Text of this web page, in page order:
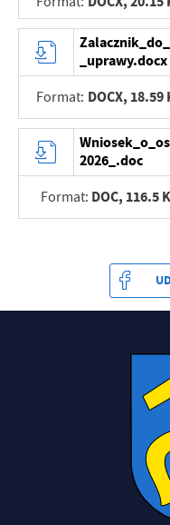
_uprawy.docx
Format: DOCX, 18.59
2026_.doc
Format: DOC, 116.5